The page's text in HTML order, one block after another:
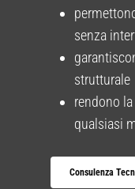
senza
strutturale
rendono
qualsiasi
Consulenza